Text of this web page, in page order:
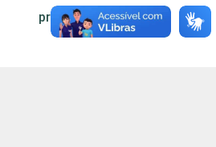
53 76 3
próxima